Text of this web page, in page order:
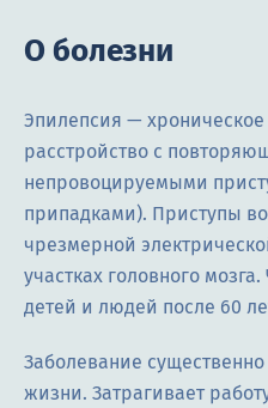
О болезни
Эпилепсия — хроническое
расстройство с
непровоцируемыми
припадками). Приступы
чрезмерной
участках головного
детей и людей после 60
Заболевание
жизни. Затрагивает